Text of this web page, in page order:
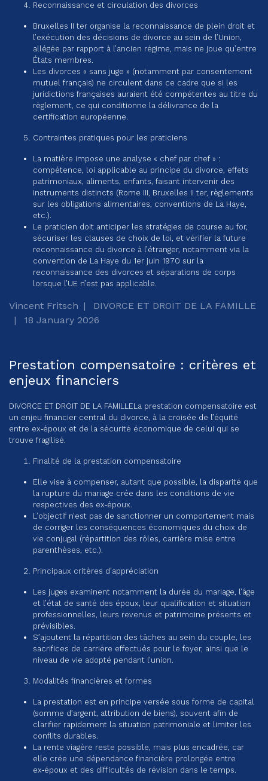
Reconnaissance et circulation des divorces
Bruxelles II ter organise la reconnaissance de plein droit et
l’exécution des décisions de divorce au sein de l’Union,
allégée par rapport à l’ancien régime, mais ne joue qu’entre
États membres.
Les divorces « sans juge » (notamment par consentement
mutuel français) ne circulent dans ce cadre que si les
juridictions françaises auraient été compétentes au titre du
règlement, ce qui conditionne la délivrance de la
certification européenne.
Contraintes pratiques pour les praticiens
La matière impose une analyse « chef par chef » :
compétence, loi applicable au principe du divorce, effets
patrimoniaux, aliments, enfants, faisant intervenir des
instruments distincts (Rome III, Bruxelles II ter, règlements
sur les obligations alimentaires, conventions de La Haye,
etc.).
Le praticien doit anticiper les stratégies de course au for,
sécuriser les clauses de choix de loi, et vérifier la future
reconnaissance du divorce à l’étranger, notamment via la
convention de La Haye du 1er juin 1970 sur la
reconnaissance des divorces et séparations de corps
lorsque l’UE n’est pas applicable.
Vincent Fritsch
DIVORCE ET DROIT DE LA FAMILLE
18 January 2026
Prestation compensatoire : critères et
enjeux financiers
DIVORCE ET DROIT DE LA FAMILLELa prestation compensatoire est
un enjeu financier central du divorce, à la croisée de l’équité
entre ex‑époux et de la sécurité économique de celui qui se
trouve fragilisé.
Finalité de la prestation compensatoire
Elle vise à compenser, autant que possible, la disparité que
la rupture du mariage crée dans les conditions de vie
respectives des ex‑époux.
L’objectif n’est pas de sanctionner un comportement mais
de corriger les conséquences économiques du choix de
vie conjugal (répartition des rôles, carrière mise entre
parenthèses, etc.).
Principaux critères d’appréciation
Les juges examinent notamment la durée du mariage, l’âge
et l’état de santé des époux, leur qualification et situation
professionnelles, leurs revenus et patrimoine présents et
prévisibles.
S’ajoutent la répartition des tâches au sein du couple, les
sacrifices de carrière effectués pour le foyer, ainsi que le
niveau de vie adopté pendant l’union.
Modalités financières et formes
La prestation est en principe versée sous forme de capital
(somme d’argent, attribution de biens), souvent afin de
clarifier rapidement la situation patrimoniale et limiter les
conflits durables.
La rente viagère reste possible, mais plus encadrée, car
elle crée une dépendance financière prolongée entre
ex‑époux et des difficultés de révision dans le temps.